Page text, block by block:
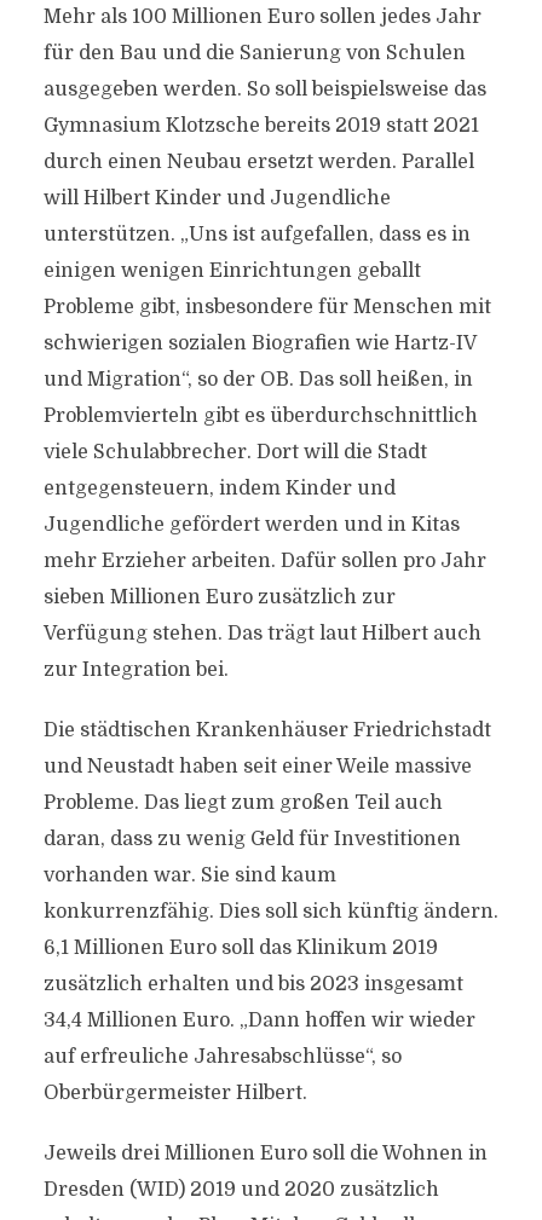
Mehr als 100 Millionen Euro sollen jedes Jahr
für den Bau und die Sanierung von Schulen
ausgegeben werden. So soll beispielsweise das
Gymnasium Klotzsche bereits 2019 statt 2021
durch einen Neubau ersetzt werden. Parallel
will Hilbert Kinder und Jugendliche
unterstützen. „Uns ist aufgefallen, dass es in
einigen wenigen Einrichtungen geballt
Probleme gibt, insbesondere für Menschen mit
schwierigen sozialen Biografien wie Hartz-IV
und Migration“, so der OB. Das soll heißen, in
Problemvierteln gibt es überdurchschnittlich
viele Schulabbrecher. Dort will die Stadt
entgegensteuern, indem Kinder und
Jugendliche gefördert werden und in Kitas
mehr Erzieher arbeiten. Dafür sollen pro Jahr
sieben Millionen Euro zusätzlich zur
Verfügung stehen. Das trägt laut Hilbert auch
zur Integration bei.
Die städtischen Krankenhäuser Friedrichstadt
und Neustadt haben seit einer Weile massive
Probleme. Das liegt zum großen Teil auch
daran, dass zu wenig Geld für Investitionen
vorhanden war. Sie sind kaum
konkurrenzfähig. Dies soll sich künftig ändern.
6,1 Millionen Euro soll das Klinikum 2019
zusätzlich erhalten und bis 2023 insgesamt
34,4 Millionen Euro. „Dann hoffen wir wieder
auf erfreuliche Jahresabschlüsse“, so
Oberbürgermeister Hilbert.
Jeweils drei Millionen Euro soll die Wohnen in
Dresden (WID) 2019 und 2020 zusätzlich